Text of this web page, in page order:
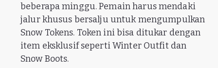
beberapa minggu. Pemain harus mendaki
jalur khusus bersalju untuk mengumpulkan
Snow Tokens. Token ini bisa ditukar dengan
item eksklusif seperti Winter Outfit dan
Snow Boots.